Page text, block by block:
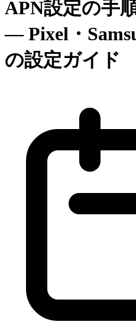
APN設定の手
— Pixel・
の設定ガイド